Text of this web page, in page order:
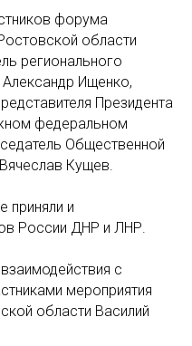
форума
области
регионального
Ищенко,
Президента
федеральном
Общественной
Кущев.
приняли и
России ДНР и ЛНР.
с
мероприятия
области Василий